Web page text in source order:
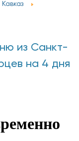
из Санкт-
на 4 дня